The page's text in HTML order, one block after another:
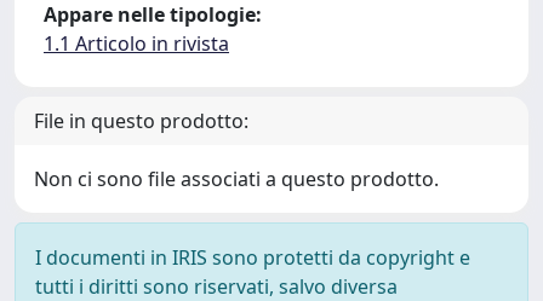
Appare nelle tipologie:
1.1 Articolo in rivista
File in questo prodotto:
Non ci sono file associati a questo prodotto.
I documenti in IRIS sono protetti da copyright e
tutti i diritti sono riservati, salvo diversa